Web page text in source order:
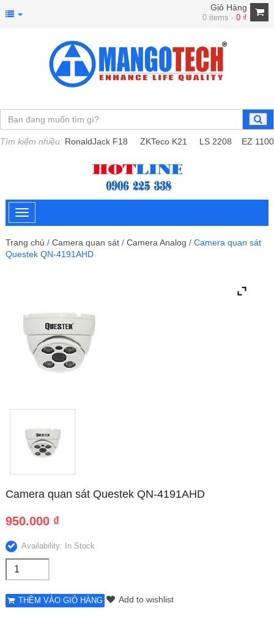
Giỏ Hàng
0 items -0 ₫
Tìm kiếm nhiều: RonaldJack F18 ZKTeco K21 LS 2208 EZ 1100
Trang chủ / Camera quan sát / Camera Analog / Camera quan sát
Questek QN-4191AHD
Camera quan sát Questek QN-4191AHD
950.000 ₫
Availability: In Stock
THÊM VÀO GIỎ HÀNG Add to wishlist